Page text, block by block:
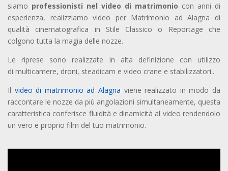
siamo professionisti nel video di matrimonio con anni di
esperienza, realizziamo video per Matrimonio ad Alagna di
qualità cinematografica in Stile Classico o Reportage che
colgono tutta la magia delle nozze.
Le riprese sono realizzate in alta definizione con utilizzo
di multicamere, droni, steadicam e video crane e stabilizzatori..
Il video di matrimonio ad Alagna viene realizzato in modo da
raccontare le nozze da più angolazioni simultaneamente, questa
caratteristica conferisce fluidità e dinamicità al video rendendolo
un vero e proprio film del tuo matrimonio.